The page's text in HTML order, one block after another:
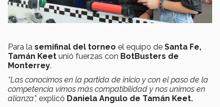
Para la semifinal del torneo el equipo de Santa Fe,
Tamán Keet unió fuerzas con BotBusters de
Monterrey.
“Las conocimos en la partida de inicio y con el paso de la
competencia vimos más compatibilidad y nos unimos en
alianza”, explicó Daniela Angulo de Tamán Keet.